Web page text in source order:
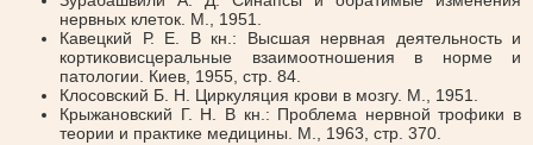
нервных клеток. М., 1951.
Кавецкий Р. Е. В кн.: Высшая нервная деятельность и
кортиковисцеральные взаимоотношения в норме и
патологии. Киев, 1955, стр. 84.
Клосовский Б. Н. Циркуляция крови в мозгу. М., 1951.
Крыжановский Г. Н. В кн.: Проблема нервной трофики в
теории и практике медицины. М., 1963, стр. 370.